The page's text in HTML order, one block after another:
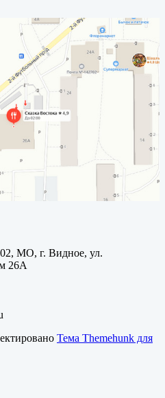
МО, г. Видное, ул.
26А
Тема Themehunk для